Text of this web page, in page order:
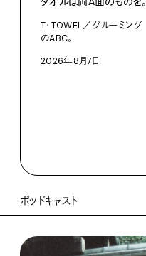
T・TOWEL／グルーミング
のABC。
2026年8月7日
ポッドキャスト